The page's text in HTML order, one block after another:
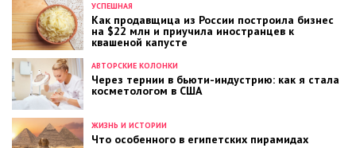
АВТОРСКИЕ КОЛОНКИ
Через тернии в бьюти-индустрию: как я стала
косметологом в США
УСПЕШНАЯ
Как продавщица из России построила бизнес
на $22 млн и приучила иностранцев к
квашеной капусте
ЖИЗНЬ И ИСТОРИИ
Что особенного в египетских пирамидах